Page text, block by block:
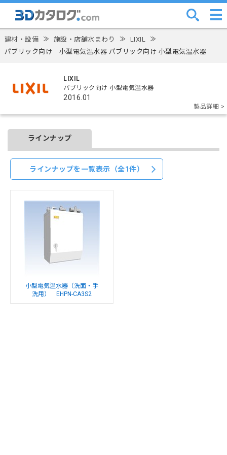
建材・設備 ≫ 施設・店舗水まわり ≫ LIXIL ≫
パブリック向け 小型電気温水器 パブリック向け 小型電気温水器
LIXIL
パブリック向け 小型電気温水器
2016.01
製品詳細 >
ラインナップ
ラインナップを一覧表示（全1件）
小型電気温水器（洗面・手
洗用） EHPN-CA3S2